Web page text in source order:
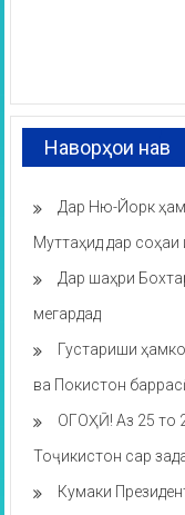
Наворҳои нав
Дар Ню-Йорк
Муттаҳид дар соҳаи
Дар шаҳри
мегардад
Густариши
ва Покистон
ОГОҲӢ! Аз 25 то
Тоҷикистон сар
Кумаки